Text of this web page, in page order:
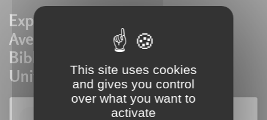
Exposition "Jean Alessandrini.
Aventures alphabétiques "à la
Bibliothèque Nationale et
Universitaire de Strasbourg !
This site uses cookies
and gives you control
over what you want to
activate